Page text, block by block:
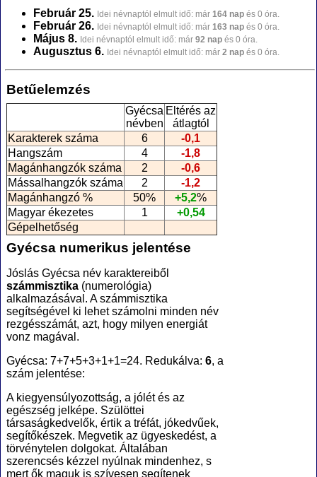
Február 25. Idei névnaptól elmult idő: már 164 nap és 0 óra.
Február 26. Idei névnaptól elmult idő: már 163 nap és 0 óra.
Május 8. Idei névnaptól elmult idő: már 92 nap és 0 óra.
Augusztus 6. Idei névnaptól elmult idő: már 2 nap és 0 óra.
Betűelemzés
Gyécsa
névben
Eltérés az
átlagtól
Karakterek száma
6
-0,1
Hangszám
4
-1,8
Magánhangzók száma
2
-0,6
Mássalhangzók száma
2
-1,2
Magánhangzó %
50% +5,2%
Magyar ékezetes
1
+0,54
Gépelhetőség
Gyécsa numerikus jelentése
Jóslás Gyécsa név karaktereiből
számmisztika (numerológia)
alkalmazásával. A számmisztika
segítségével ki lehet számolni minden név
rezgésszámát, azt, hogy milyen energiát
vonz magával.
Gyécsa: 7+7+5+3+1+1=24. Redukálva: 6, a
szám jelentése:
A kiegyensúlyozottság, a jólét és az
egészség jelképe. Szülöttei
társaságkedvelők, értik a tréfát, jókedvűek,
segítőkészek. Megvetik az ügyeskedést, a
törvénytelen dolgokat. Általában
szerencsés kézzel nyúlnak mindenhez, s
mert ők maguk is szívesen segítenek